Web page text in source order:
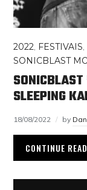
2022, FESTIVAIS,
SONICBLAST
SLEEPING
18/08/2022 by
CONTINUE